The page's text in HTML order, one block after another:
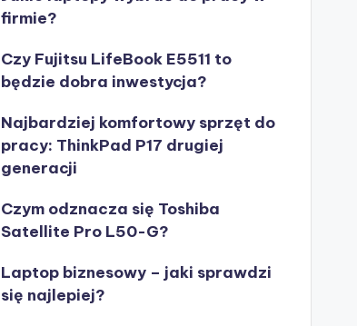
firmie?
Czy Fujitsu LifeBook E5511 to
będzie dobra inwestycja?
Najbardziej komfortowy sprzęt do
pracy: ThinkPad P17 drugiej
generacji
Czym odznacza się Toshiba
Satellite Pro L50-G?
Laptop biznesowy – jaki sprawdzi
się najlepiej?